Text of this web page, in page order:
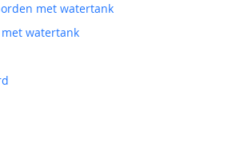
met watertank
watertank